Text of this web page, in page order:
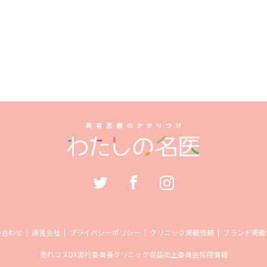
わせ 運営会社 プライバシーポリシー クリニック掲載依頼 ブランド掲
売れコスDX実行委員長クリニック収益向上委員会採用情報